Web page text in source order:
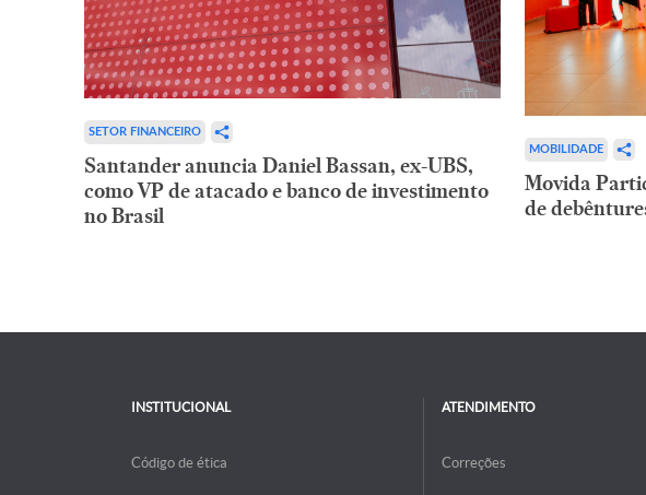
SETOR FINANCEIRO
Santander anuncia Daniel Bassan, ex-UBS,
como VP de atacado e banco de investimento
no Brasil
MOBILIDADE
Movida
de
INSTITUCIONAL
Código de ética
ATENDIMENTO
Correções